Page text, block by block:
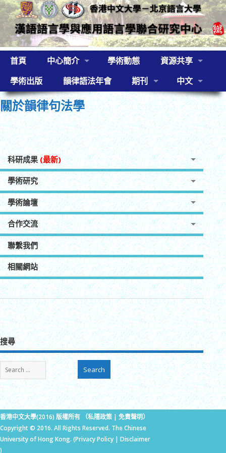
首頁 中心簡介 學術動態
資源共享
學術出版
韻律語法年會 期刊 中文
關於韻律句法學
科研成果 (最新)
學術研究
學術論壇
合作交流
聯繫我們
相關網站
搜尋
香港中文大學(2016) 版權所有 （私隱政策 | 免責聲明）
Copyright © 2016. All Rights Reserved. The Chinese
University of Hong Kong. (Privacy Policy | Disclaimer
)